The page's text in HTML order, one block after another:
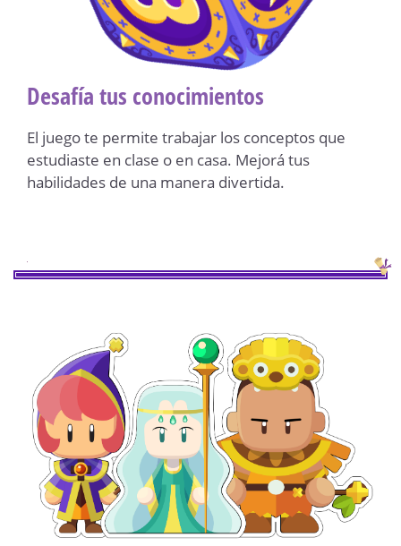
Desafía tus conocimientos
El juego te permite trabajar los conceptos que
estudiaste en clase o en casa. Mejorá tus
habilidades de una manera divertida.